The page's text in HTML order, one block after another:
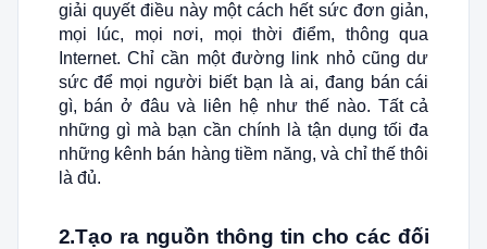
giải quyết điều này một cách hết sức đơn giản,
mọi lúc, mọi nơi, mọi thời điểm, thông qua
Internet. Chỉ cần một đường link nhỏ cũng dư
sức để mọi người biết bạn là ai, đang bán cái
gì, bán ở đâu và liên hệ như thế nào. Tất cả
những gì mà bạn cần chính là tận dụng tối đa
những kênh bán hàng tiềm năng, và chỉ thế thôi
là đủ.
2.Tạo ra nguồn thông tin cho các đối